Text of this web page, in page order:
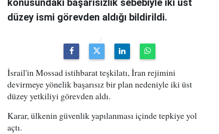
konusundaki başarısızlık sebebiyle iki üst
düzey ismi görevden aldığı bildirildi.
İsrail'in Mossad istihbarat teşkilatı, İran rejimini
devirmeye yönelik başarısız bir plan nedeniyle iki üst
düzey yetkiliyi görevden aldı.
Karar, ülkenin güvenlik yapılanması içinde tepkiye yol
açtı.